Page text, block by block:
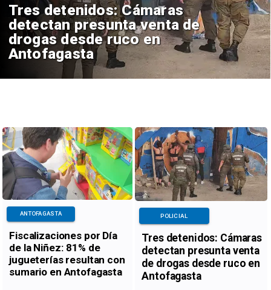
Tres detenidos: Cámaras
detectan presunta venta de
drogas desde ruco en
Antofagasta
Fiscalizaciones por Día
de la Niñez: 81% de
jugueterías resultan con
sumario en Antofagasta
ANTOFAGASTA
Tres detenidos: Cámaras
detectan presunta venta
de drogas desde ruco en
Antofagasta
POLICIAL